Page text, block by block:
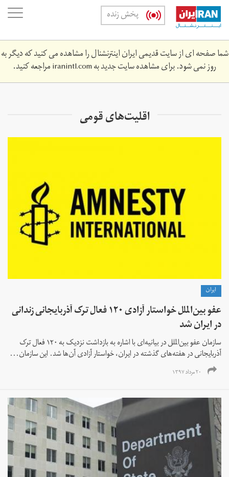
Skip
main
content
پخش زنده
شما صفحه ای از سایت قدیمی ایران اینترنشنال را مشاهده می کنید که دیگر به
روز نمی شود. برای مشاهده سایت جدید بهiranintl.comمراجعه کنید.
اقلیت‌های قومی
ايران
عفو بین‌الملل خواستار آزادی ۱۲۰ فعال ترک آذربایجانی زندانی
در ایران شد
سازمان عفو بین‌الملل در بیانیه‌ای با اشاره به بازداشت نزدیک به ۱۲۰ فعال ترک
آذربایجانی در هفته‌های گذشته در ایران، خواستار آزادی آن‌ها شد. این سازمان...
۲۰ مرداد ۱۳۹۷